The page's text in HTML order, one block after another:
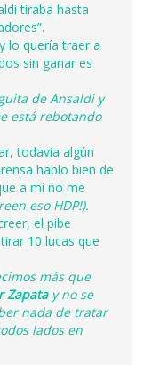
tiraba hasta
lo quería traer a
sin ganar es
de Ansaldi y
está rebotando
todavía algún
hablo bien de
a mi no me
eso HDP!).
el pibe
10 lucas que
más que
Zapata y no se
nada de tratar
lados en